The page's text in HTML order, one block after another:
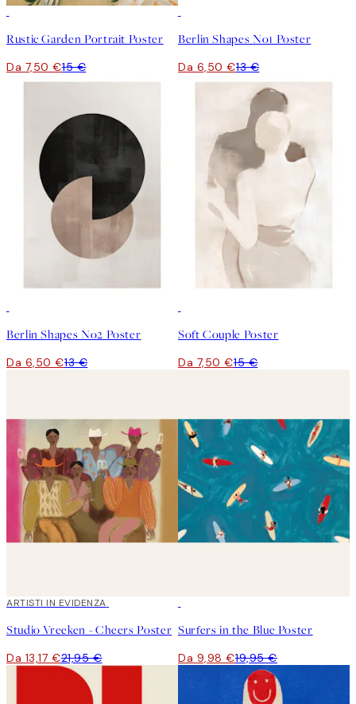
Rustic Garden Portrait Poster
Da 7,50 €15 €
Berlin Shapes No1 Poster
Da 6,50 €13 €
Berlin Shapes No2 Poster
Da 6,50 €13 €
Soft Couple Poster
Da 7,50 €15 €
40%*
ARTISTI IN EVIDENZA
Studio Vreeken - Cheers Poster
Da 13,17 €21,95 €
Surfers in the Blue Poster
Da 9,98 €19,95 €